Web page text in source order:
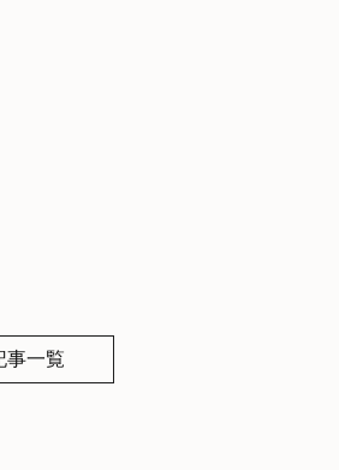
事一覧